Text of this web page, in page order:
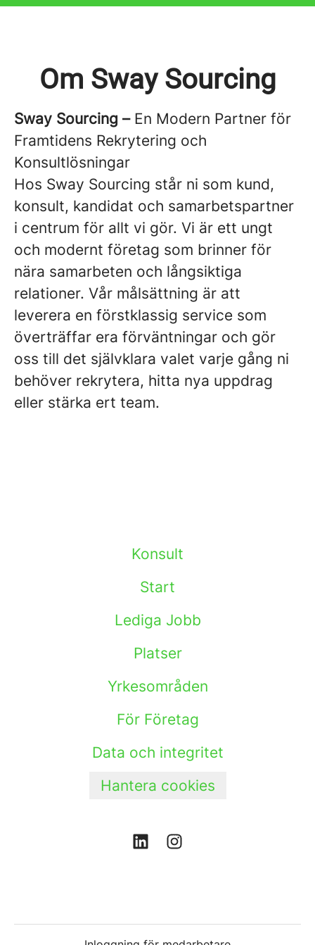
Om Sway Sourcing
Sway Sourcing – En Modern Partner för
Framtidens Rekrytering och
Konsultlösningar
Hos Sway Sourcing står ni som kund,
konsult, kandidat och samarbetspartner
i centrum för allt vi gör. Vi är ett ungt
och modernt företag som brinner för
nära samarbeten och långsiktiga
relationer. Vår målsättning är att
leverera en förstklassig service som
överträffar era förväntningar och gör
oss till det självklara valet varje gång ni
behöver rekrytera, hitta nya uppdrag
eller stärka ert team.
Konsult
Start
Lediga Jobb
Platser
Yrkesområden
För Företag
Data och integritet
Hantera cookies